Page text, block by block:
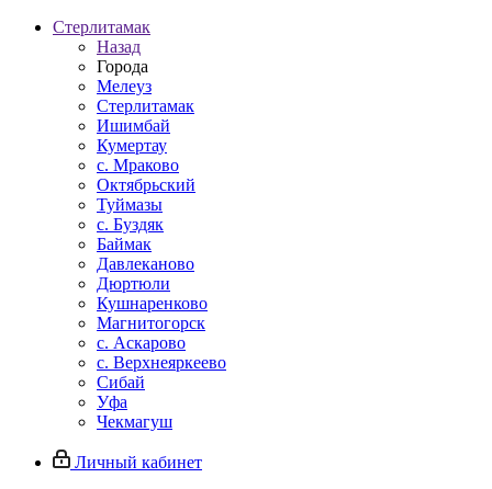
Стерлитамак
Назад
Города
Мелеуз
Стерлитамак
Ишимбай
Кумертау
c. Мраково
Октябрьский
Туймазы
c. Буздяк
Баймак
Давлеканово
Дюртюли
Кушнаренково
Магнитогорск
с. Аскарово
с. Верхнеяркеево
Сибай
Уфа
Чекмагуш
Личный кабинет